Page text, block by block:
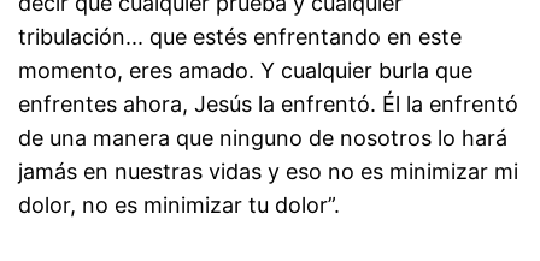
tribulación... que estés enfrentando en este
momento, eres amado. Y cualquier burla que
enfrentes ahora, Jesús la enfrentó. Él la enfrentó
de una manera que ninguno de nosotros lo hará
jamás en nuestras vidas y eso no es minimizar mi
dolor, no es minimizar tu dolor”.